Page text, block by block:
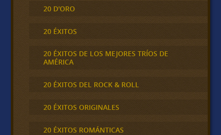
20 D'ORO
20 ÉXITOS
20 ÉXITOS DE LOS MEJORES TRÍOS DE
AMÉRICA
20 ÉXITOS DEL ROCK & ROLL
20 ÉXITOS ORIGINALES
20 ÉXITOS ROMÁNTICAS